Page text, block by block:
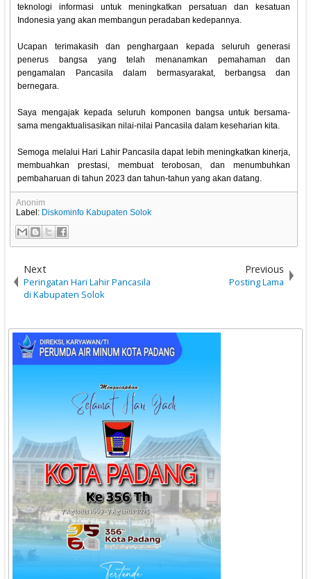
teknologi informasi untuk meningkatkan persatuan dan kesatuan
Indonesia yang akan membangun peradaban kedepannya.
Ucapan terimakasih dan penghargaan kepada seluruh generasi
penerus bangsa yang telah menanamkan pemahaman dan
pengamalan Pancasila dalam bermasyarakat, berbangsa dan
bernegara.
Saya mengajak kepada seluruh komponen bangsa untuk bersama-
sama mengaktualisasikan nilai-nilai Pancasila dalam keseharian kita.
Semoga melalui Hari Lahir Pancasila dapat lebih meningkatkan kinerja,
membuahkan prestasi, membuat terobosan, dan menumbuhkan
pembaharuan di tahun 2023 dan tahun-tahun yang akan datang.
Anonim
Label: Diskominfo Kabupaten Solok
Next
Peringatan Hari Lahir Pancasila
di Kabupaten Solok
Previous
Posting Lama